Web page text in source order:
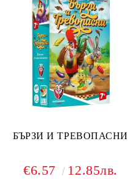
БЪРЗИ И ТРЕВОПАСНИ
€6.57 12.85лв.